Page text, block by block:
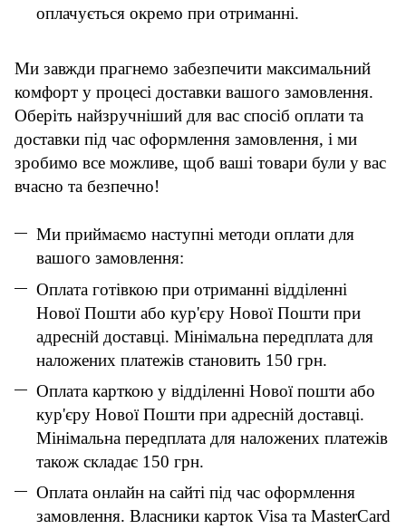
оплачується окремо при отриманні.
Ми завжди прагнемо забезпечити максимальний
комфорт у процесі доставки вашого замовлення.
Оберіть найзручніший для вас спосіб оплати та
доставки під час оформлення замовлення, і ми
зробимо все можливе, щоб ваші товари були у вас
вчасно та безпечно!
Ми приймаємо наступні методи оплати для
вашого замовлення:
Оплата готівкою при отриманні відділенні
Нової Пошти або кур'єру Нової Пошти при
адресній доставці. Мінімальна передплата для
наложених платежів становить 150 грн.
Оплата карткою у відділенні Нової пошти або
кур'єру Нової Пошти при адресній доставці.
Мінімальна передплата для наложених платежів
також складає 150 грн.
Оплата онлайн на сайті під час оформлення
замовлення. Власники карток Visa та MasterCard